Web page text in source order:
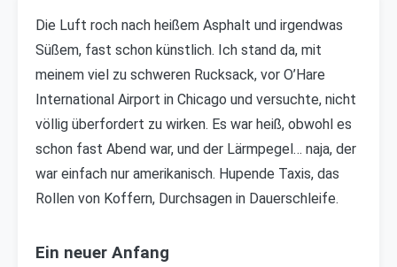
Die Luft roch nach heißem Asphalt und irgendwas
Süßem, fast schon künstlich. Ich stand da, mit
meinem viel zu schweren Rucksack, vor O’Hare
International Airport in Chicago und versuchte, nicht
völlig überfordert zu wirken. Es war heiß, obwohl es
schon fast Abend war, und der Lärmpegel… naja, der
war einfach nur amerikanisch. Hupende Taxis, das
Rollen von Koffern, Durchsagen in Dauerschleife.
Ein neuer Anfang